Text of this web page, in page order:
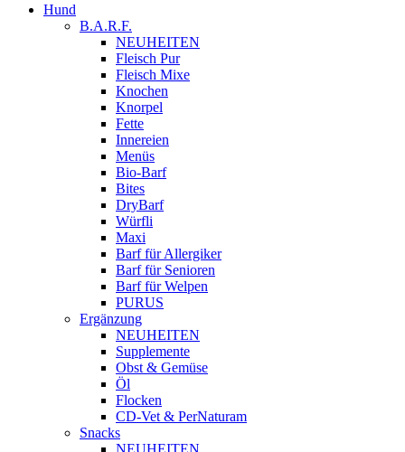
Hund
B.A.R.F.
NEUHEITEN
Fleisch Pur
Fleisch Mixe
Knochen
Knorpel
Fette
Innereien
Menüs
Bio-Barf
Bites
DryBarf
Würfli
Maxi
Barf für Allergiker
Barf für Senioren
Barf für Welpen
PURUS
Ergänzung
NEUHEITEN
Supplemente
Obst & Gemüse
Öl
Flocken
CD-Vet & PerNaturam
Snacks
NEUHEITEN